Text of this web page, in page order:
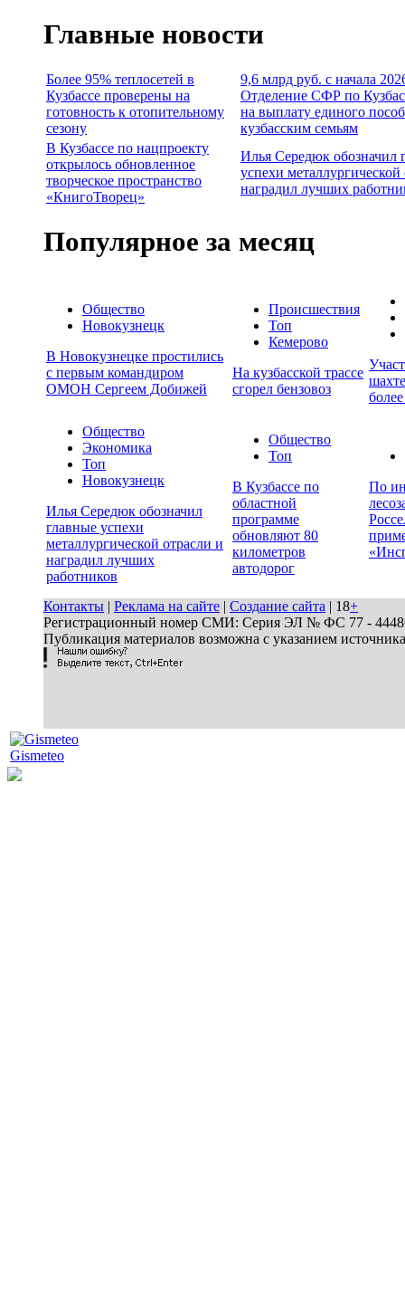
Главные новости
Более 95% теплосетей в
Кузбассе проверены на
готовность к отопительному
сезону
9,6 млрд руб. с начала
Отделение СФР по
на выплату единого
кузбасским семьям
В Кузбассе по нацпроекту
открылось обновленное
творческое пространство
«КнигоТворец»
Илья Середюк обозначил
успехи металлургической
наградил лучших
Популярное за месяц
Общество
Новокузнецк
В Новокузнецке простились
с первым командиром
ОМОН Сергеем Добижей
Происшествия
Топ
Кемерово
На кузбасской трассе
сгорел бензовоз
Общество
Экономика
Топ
Новокузнецк
Илья Середюк обозначил
главные успехи
металлургической отрасли и
наградил лучших
работников
Общество
Топ
В Кузбассе по
областной
программе
обновляют 80
километров
автодорог
По
Контакты | Реклама на сайте | Создание сайта | 18+
Регистрационный номер СМИ: Серия ЭЛ № ФС 77 - 44486
Публикация материалов возможна с указанием
Gismeteo